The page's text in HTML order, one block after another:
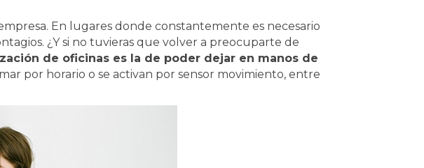
En lugares donde constantemente es necesario
¿Y si no tuvieras que volver a preocuparte de
de oficinas es la de poder dejar en manos de
por horario o se activan por sensor movimiento, entre